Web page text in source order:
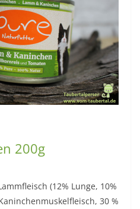
200g
(12% Lunge, 10%
30 %